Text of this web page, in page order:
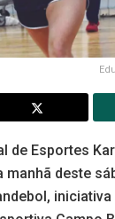
de Esportes
manhã deste